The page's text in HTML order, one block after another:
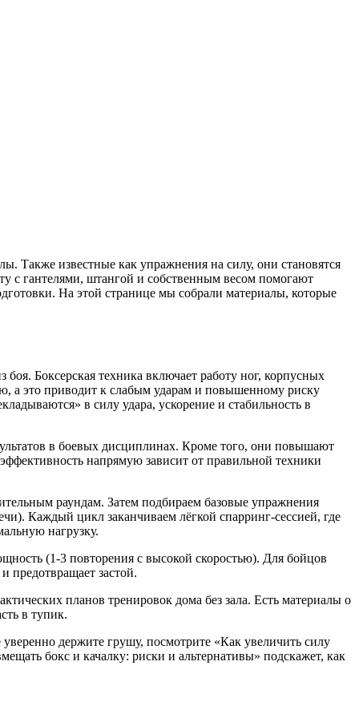
. Также известные как упражнения на силу, они становятся
с гантелями, штангой и собственным весом помогают
На этой странице мы собрали материалы, которые
боя. Боксерская техника включает работу ног, корпусных
а это приводит к слабым ударам и повышенному риску
в силу удара, ускорение и стабильность в
в боевых дисциплинах. Кроме того, они повышают
напрямую зависит от правильной техники
раундам. Затем подбираем базовые упражнения
Каждый цикл заканчиваем лёгкой спарринг‑сессией, где
нагрузку.
(1‑3 повторения с высокой скоростью). Для бойцов
предотвращает застой.
планов тренировок дома без зала. Есть материалы о
в тупик.
держите грушу, посмотрите «Как увеличить силу
бокс и качалку: риски и альтернативы» подскажет, как